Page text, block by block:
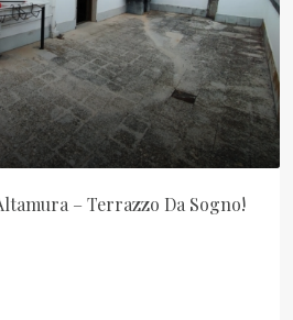
– Terrazzo Da Sogno!